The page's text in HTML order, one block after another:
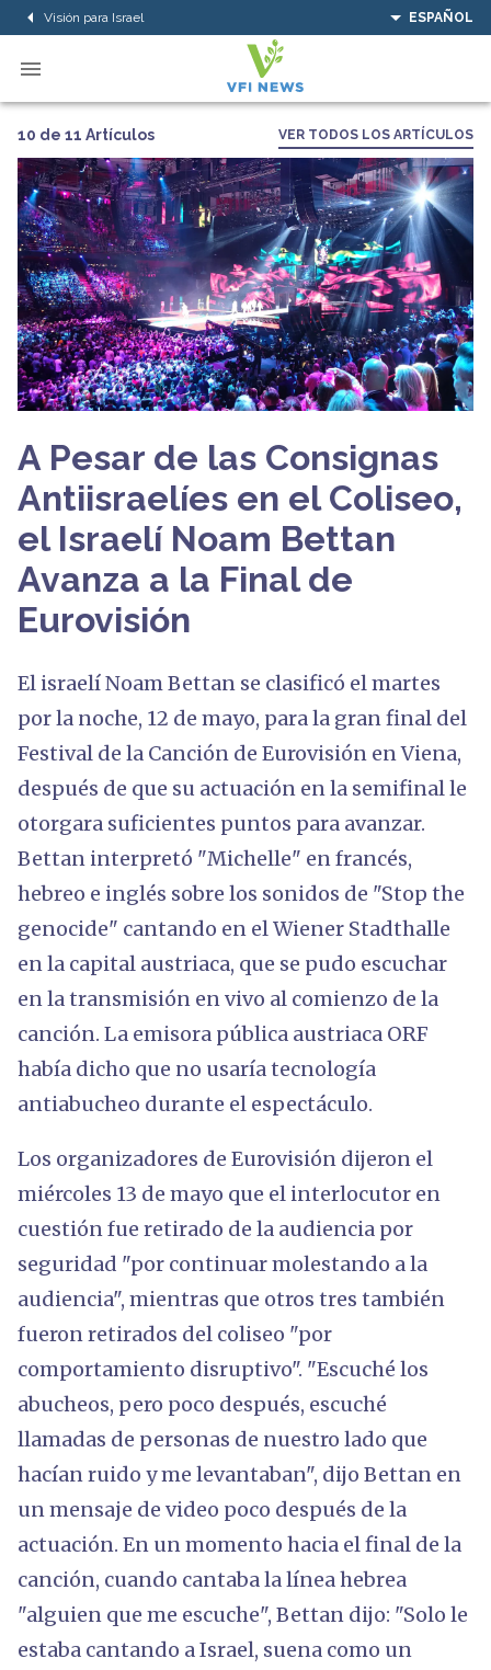
Visión para Israel ESPAÑOL
10 de 11 Artículos VER TODOS LOS ARTÍCULOS
A Pesar de las Consignas
Antiisraelíes en el Coliseo,
el Israelí Noam Bettan
Avanza a la Final de
Eurovisión
El israelí Noam Bettan se clasificó el martes
por la noche, 12 de mayo, para la gran final del
Festival de la Canción de Eurovisión en Viena,
después de que su actuación en la semifinal le
otorgara suficientes puntos para avanzar.
Bettan interpretó "Michelle" en francés,
hebreo e inglés sobre los sonidos de "Stop the
genocide" cantando en el Wiener Stadthalle
en la capital austriaca, que se pudo escuchar
en la transmisión en vivo al comienzo de la
canción. La emisora pública austriaca ORF
había dicho que no usaría tecnología
antiabucheo durante el espectáculo.
Los organizadores de Eurovisión dijeron el
miércoles 13 de mayo que el interlocutor en
cuestión fue retirado de la audiencia por
seguridad "por continuar molestando a la
audiencia", mientras que otros tres también
fueron retirados del coliseo "por
comportamiento disruptivo". "Escuché los
abucheos, pero poco después, escuché
llamadas de personas de nuestro lado que
hacían ruido y me levantaban", dijo Bettan en
un mensaje de video poco después de la
actuación. En un momento hacia el final de la
canción, cuando cantaba la línea hebrea
"alguien que me escuche", Bettan dijo: "Solo le
estaba cantando a Israel, suena como un